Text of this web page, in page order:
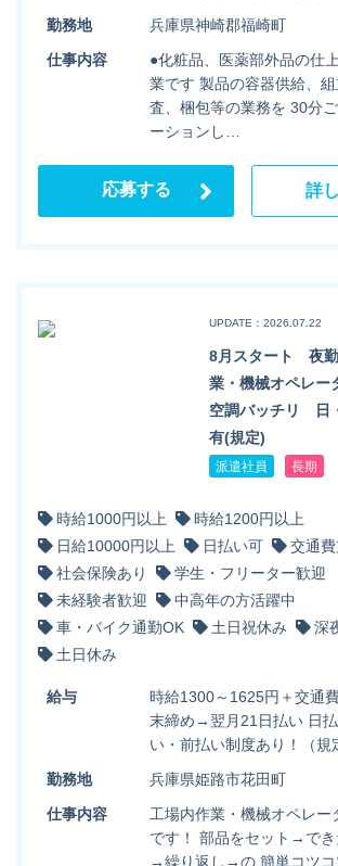
勤務地
兵庫県神崎郡福崎町
仕事内容
●化粧品、医薬部外品の仕
業です 製品の容器供給、
査、梱包等の業務を 30分
ーションし…
応募する 詳
UPDATE：2026.07.22
8月スタート 夜
業・機械オペレ
空調バッチリ 日
有(規定)
派遣社員 長期
時給1000円以上
時給1200円以上
日給10000円以上
日払い可
交通
社会保険あり
学生・フリーター歓迎
未経験者歓迎
中高年の方活躍中
車・バイク通勤OK
土日祝休み
深
土日休み
給与
時給1300～1625円＋交通
末締め→翌月21日払い 日
い・前払い制度あり！（規
勤務地
兵庫県姫路市花田町
仕事内容
工場内作業・機械オペレー
です！ 部品をセット→でき
→繰り返し→の 簡単コツコ